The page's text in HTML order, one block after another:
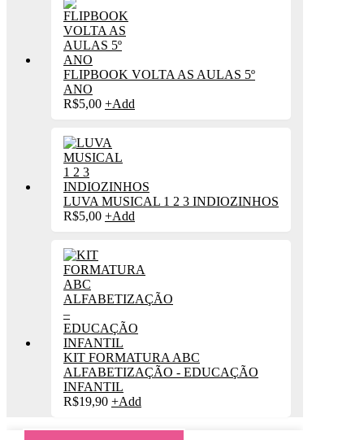
FLIPBOOK VOLTA AS AULAS 5º
ANO
R$5,00 +Add
LUVA MUSICAL 1 2 3 INDIOZINHOS
R$5,00 +Add
KIT FORMATURA ABC
ALFABETIZAÇÃO - EDUCAÇÃO
INFANTIL
R$19,90 +Add